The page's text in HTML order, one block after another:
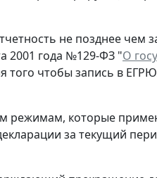
не позднее чем
2001 года №129-ФЗ "О
того чтобы запись в
режимам, которые
за текущий